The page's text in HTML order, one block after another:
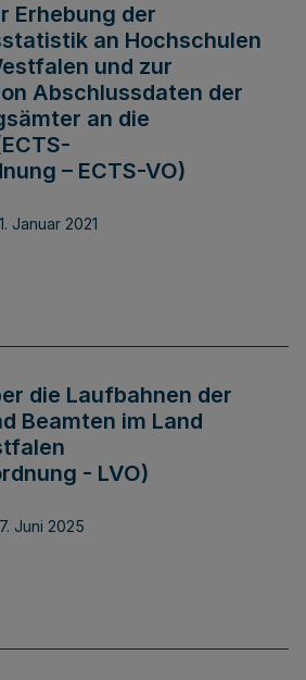
Erhebung der
an Hochschulen
und zur
Abschlussdaten der
an die
– ECTS-VO)
Januar 2021
die Laufbahnen der
Beamten im Land
- LVO)
Juni 2025